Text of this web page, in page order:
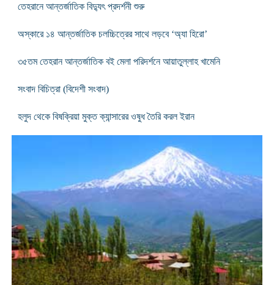
তেহরানে আন্তর্জাতিক বিদ্যুৎ প্রদর্শনী শুরু
অস্কারে ১৪ আন্তর্জাতিক চলচ্চিত্রের সাথে লড়বে ‘অ্যা হিরো’
৩৫তম তেহরান আন্তর্জাতিক বই মেলা পরিদর্শনে আয়াতুল্লাহ খামেনি
সংবাদ বিচিত্রা (বিদেশী সংবাদ)
হলুদ থেকে বিষক্রিয়া মুক্ত ক্যান্সারের ওষুধ তৈরি করল ইরান